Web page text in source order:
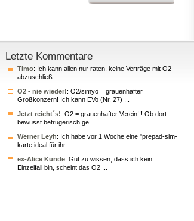
Letzte Kommentare
Timo: Ich kann allen nur raten, keine Verträge mit O2
abzuschließ...
O2 - nie wieder!: O2/simyo = grauenhafter
Großkonzern! Ich kann EVo (Nr. 27) ...
Jetzt reicht´s!: O2 = grauenhafter Verein!!! Ob dort
bewusst betrügerisch ge...
Werner Leyh: Ich habe vor 1 Woche eine "prepad-sim-
karte ideal für ihr ...
ex-Alice Kunde: Gut zu wissen, dass ich kein
Einzelfall bin, scheint das O2 ...